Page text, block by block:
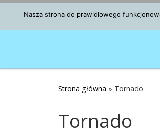
Przejdź do treści
Strona główna » Tornado
Tornado
Nasza strona do prawidłowego